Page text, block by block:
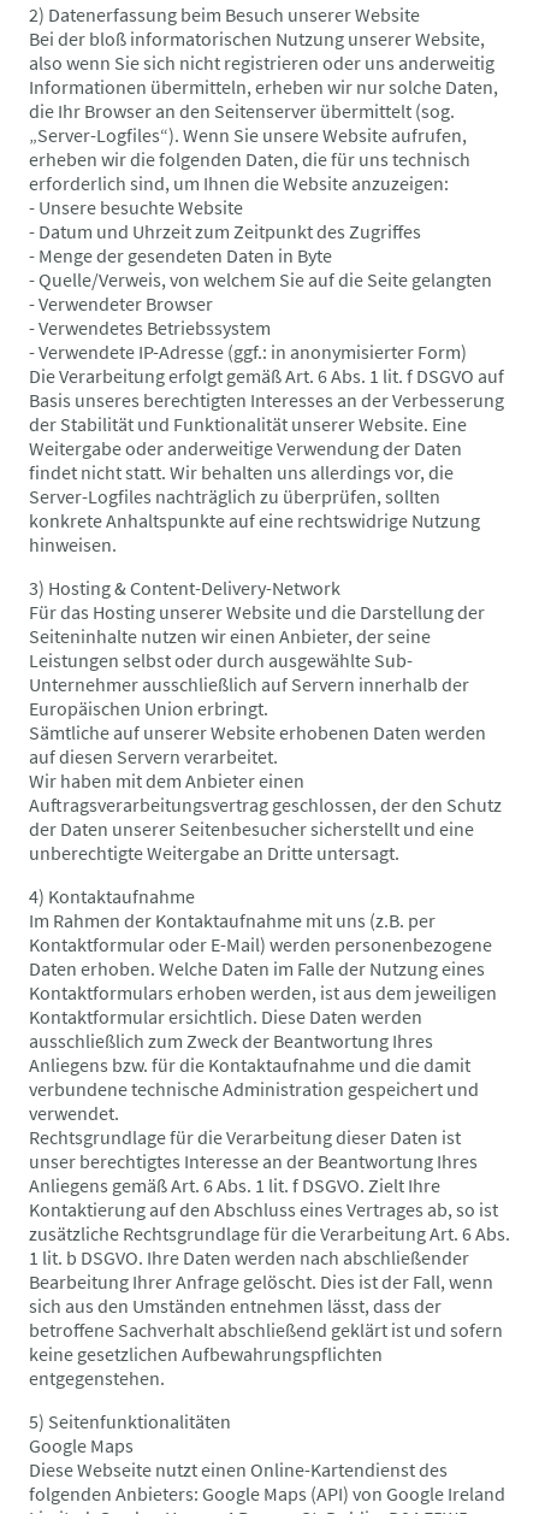
2) Datenerfassung beim Besuch unserer Website
Bei der bloß informatorischen Nutzung unserer Website,
also wenn Sie sich nicht registrieren oder uns anderweitig
Informationen übermitteln, erheben wir nur solche Daten,
die Ihr Browser an den Seitenserver übermittelt (sog.
„Server-Logfiles“). Wenn Sie unsere Website aufrufen,
erheben wir die folgenden Daten, die für uns technisch
erforderlich sind, um Ihnen die Website anzuzeigen:
- Unsere besuchte Website
- Datum und Uhrzeit zum Zeitpunkt des Zugriffes
- Menge der gesendeten Daten in Byte
- Quelle/Verweis, von welchem Sie auf die Seite gelangten
- Verwendeter Browser
- Verwendetes Betriebssystem
- Verwendete IP-Adresse (ggf.: in anonymisierter Form)
Die Verarbeitung erfolgt gemäß Art. 6 Abs. 1 lit. f DSGVO auf
Basis unseres berechtigten Interesses an der Verbesserung
der Stabilität und Funktionalität unserer Website. Eine
Weitergabe oder anderweitige Verwendung der Daten
findet nicht statt. Wir behalten uns allerdings vor, die
Server-Logfiles nachträglich zu überprüfen, sollten
konkrete Anhaltspunkte auf eine rechtswidrige Nutzung
hinweisen.
3) Hosting & Content-Delivery-Network
Für das Hosting unserer Website und die Darstellung der
Seiteninhalte nutzen wir einen Anbieter, der seine
Leistungen selbst oder durch ausgewählte Sub-
Unternehmer ausschließlich auf Servern innerhalb der
Europäischen Union erbringt.
Sämtliche auf unserer Website erhobenen Daten werden
auf diesen Servern verarbeitet.
Wir haben mit dem Anbieter einen
Auftragsverarbeitungsvertrag geschlossen, der den Schutz
der Daten unserer Seitenbesucher sicherstellt und eine
unberechtigte Weitergabe an Dritte untersagt.
4) Kontaktaufnahme
Im Rahmen der Kontaktaufnahme mit uns (z.B. per
Kontaktformular oder E-Mail) werden personenbezogene
Daten erhoben. Welche Daten im Falle der Nutzung eines
Kontaktformulars erhoben werden, ist aus dem jeweiligen
Kontaktformular ersichtlich. Diese Daten werden
ausschließlich zum Zweck der Beantwortung Ihres
Anliegens bzw. für die Kontaktaufnahme und die damit
verbundene technische Administration gespeichert und
verwendet.
Rechtsgrundlage für die Verarbeitung dieser Daten ist
unser berechtigtes Interesse an der Beantwortung Ihres
Anliegens gemäß Art. 6 Abs. 1 lit. f DSGVO. Zielt Ihre
Kontaktierung auf den Abschluss eines Vertrages ab, so ist
zusätzliche Rechtsgrundlage für die Verarbeitung Art. 6 Abs.
1 lit. b DSGVO. Ihre Daten werden nach abschließender
Bearbeitung Ihrer Anfrage gelöscht. Dies ist der Fall, wenn
sich aus den Umständen entnehmen lässt, dass der
betroffene Sachverhalt abschließend geklärt ist und sofern
keine gesetzlichen Aufbewahrungspflichten
entgegenstehen.
5) Seitenfunktionalitäten
Google Maps
Diese Webseite nutzt einen Online-Kartendienst des
folgenden Anbieters: Google Maps (API) von Google Ireland